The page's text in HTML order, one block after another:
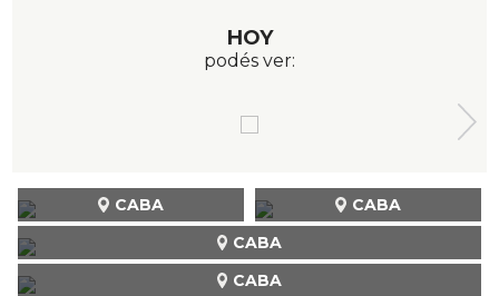
HOY
podés ver:
CABA
CABA CABA
CABA